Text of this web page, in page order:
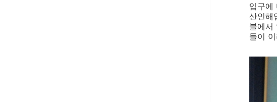
입구에
산인해
블에서
들이